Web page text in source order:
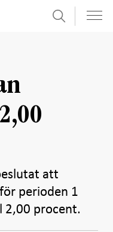
Sök
att
perioden 1
2,00 procent.